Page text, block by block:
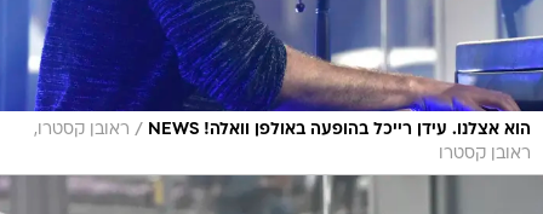
הוא אצלנו. עידן רייכל בהופעה באולפן וואלה! NEWS / ראובן קסטרו,
ראובן קסטרו